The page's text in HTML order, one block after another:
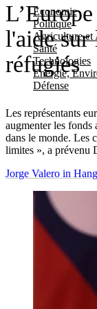
Economie
Politique
Agriculture et
Santé
Technologies
Energie,
Défense
l'aide sur
réfugiés
Les représentants
augmenter les fonds
dans le monde. Les
limites », a prévenu
Jorge Valero in